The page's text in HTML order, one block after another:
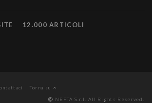
12.000 ARTICOLI
Torna su
NEPTA S.r.l. All Rights Reserved.